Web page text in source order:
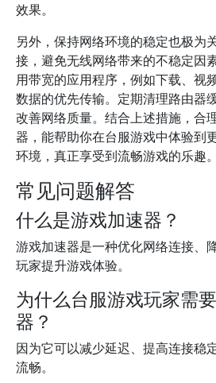
效果。
另外，保持网络环境的稳定也极为
接，避免无线网络带来的不稳定因
用带宽的应用程序，例如下载、视
数据的优先传输。定期清理路由器
改善网络质量。结合上述措施，合
器，能帮助你在台服游戏中体验到
环境，真正享受到流畅游戏的乐趣。
常见问题解答
什么是游戏加速器？
游戏加速器是一种优化网络连接、
玩家提升游戏体验。
为什么台服游戏玩家需
器？
因为它可以减少延迟、提高连接稳
流畅。